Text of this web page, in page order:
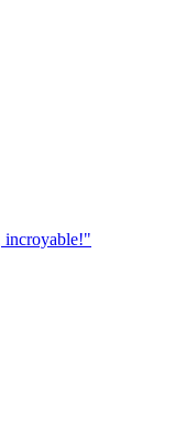
incroyable!"